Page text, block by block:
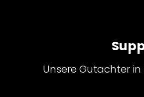
Unsere Gutachter